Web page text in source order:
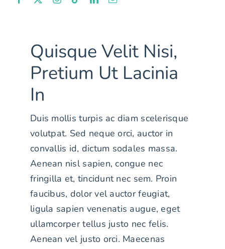
Quisque Velit Nisi,
Pretium Ut Lacinia
In
Duis mollis turpis ac diam scelerisque
volutpat. Sed neque orci, auctor in
convallis id, dictum sodales massa.
Aenean nisl sapien, congue nec
fringilla et, tincidunt nec sem. Proin
faucibus, dolor vel auctor feugiat,
ligula sapien venenatis augue, eget
ullamcorper tellus justo nec felis.
Aenean vel justo orci. Maecenas